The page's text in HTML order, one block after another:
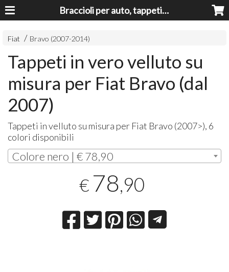
Braccioli per auto, tappeti auto, accessori auto MADE IN ITALY - Armrests, Mittelarmlehnen, Accoundoirs
Fiat Bravo (2007-2014)
Tappeti in vero velluto su
misura per Fiat Bravo (dal
2007)
Tappeti in velluto su misura per Fiat Bravo (2007>), 6
colori disponibili
Colore nero | € 78,90
€ 78,90